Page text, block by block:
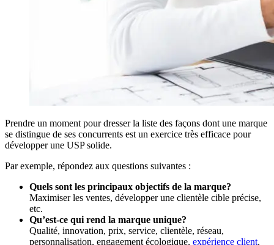
Prendre un moment pour dresser la liste des façons dont une marque
se distingue de ses concurrents est un exercice très efficace pour
développer une USP solide.
Par exemple, répondez aux questions suivantes :
Quels sont les principaux objectifs de la marque?
Maximiser les ventes, développer une clientèle cible précise,
etc.
Qu’est-ce qui rend la marque unique?
Qualité, innovation, prix, service, clientèle, réseau,
personnalisation, engagement écologique, expérience client,